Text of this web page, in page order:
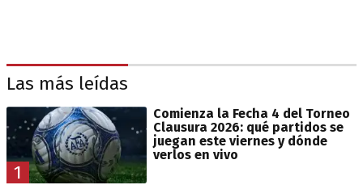
Las más leídas
1
Comienza la Fecha 4 del Torneo
Clausura 2026: qué partidos se
juegan este viernes y dónde
verlos en vivo